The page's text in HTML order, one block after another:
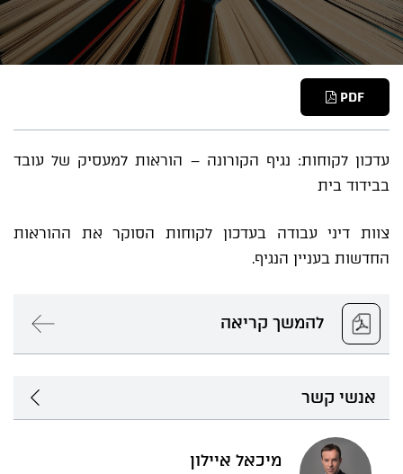
PDF
עדכון לקוחות: נגיף הקורונה – הוראות למעסיק של עובד
בבידוד בית
צוות דיני עבודה בעדכון לקוחות הסוקר את ההוראות
החדשות בעניין הנגיף.
להמשך קריאה
אנשי קשר
מיכאל איילון